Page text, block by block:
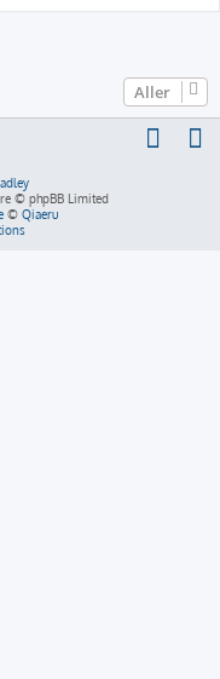
Aller
© phpBB Limited
© Qiaeru